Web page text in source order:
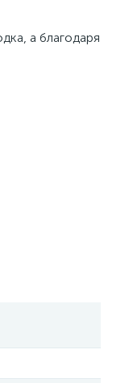
а благодаря